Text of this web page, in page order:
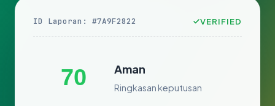
ID Laporan: #7A9F2822 VERIFIED
70 Aman
Ringkasan keputusan